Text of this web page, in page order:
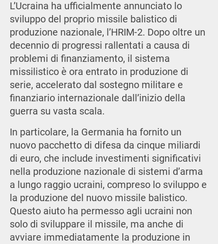
L’Ucraina ha ufficialmente annunciato lo
sviluppo del proprio missile balistico di
produzione nazionale, l’HRIM-2. Dopo oltre un
decennio di progressi rallentati a causa di
problemi di finanziamento, il sistema
missilistico è ora entrato in produzione di
serie, accelerato dal sostegno militare e
finanziario internazionale dall’inizio della
guerra su vasta scala.
In particolare, la Germania ha fornito un
nuovo pacchetto di difesa da cinque miliardi
di euro, che include investimenti significativi
nella produzione nazionale di sistemi d’arma
a lungo raggio ucraini, compreso lo sviluppo e
la produzione del nuovo missile balistico.
Questo aiuto ha permesso agli ucraini non
solo di sviluppare il missile, ma anche di
avviare immediatamente la produzione in